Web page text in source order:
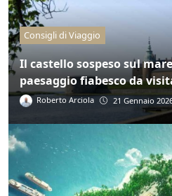
Consigli di Viaggio
Il castello sospeso sul
paesaggio fiabesco da
Roberto Arciola 21 Gennaio